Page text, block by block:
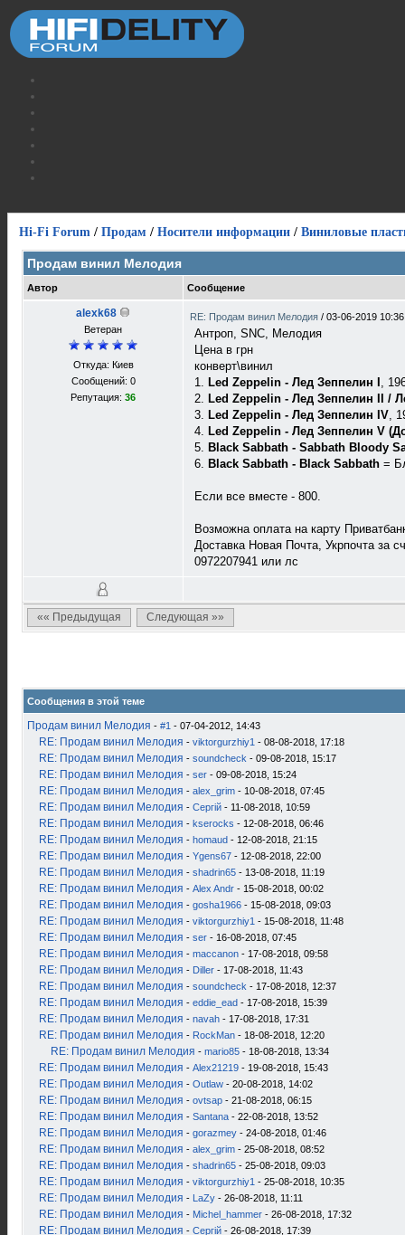
Hi-Fi Forum / Продам / Носители информации / Виниловые
Продам винил Мелодия
Автор Сообщение
alexk68
Ветеран
Откуда: Киев
Сообщений: 0
Репутация: 36
RE: Продам винил Мелодия / 03-06-2019 10:36
Антроп, SNC, Мелодия
Цена в грн
конверт\винил
1. Led Zeppelin - Лед Зеппелин I ,
2. Led Zeppelin - Лед Зеппелин II /
3. Led Zeppelin - Лед Зеппелин IV,
4. Led Zeppelin - Лед Зеппелин V
5. Black Sabbath - Sabbath Bloody
6. Black Sabbath - Black Sabbath =
Если все вместе - 800.
Возможна оплата на карту
Доставка Новая Почта, Укрпочта за
0972207941 или лс
«« Предыдущая Следующая »»
Сообщения в этой теме
Продам винил Мелодия - #1 - 07-04-2012, 14:43
RE: Продам винил Мелодия - viktorgurzhiy1 - 08-08-2018, 17:18
RE: Продам винил Мелодия - soundcheck - 09-08-2018, 15:17
RE: Продам винил Мелодия - ser - 09-08-2018, 15:24
RE: Продам винил Мелодия - alex_grim - 10-08-2018, 07:45
RE: Продам винил Мелодия - Сергій - 11-08-2018, 10:59
RE: Продам винил Мелодия - kserocks - 12-08-2018, 06:46
RE: Продам винил Мелодия - homaud - 12-08-2018, 21:15
RE: Продам винил Мелодия - Ygens67 - 12-08-2018, 22:00
RE: Продам винил Мелодия - shadrin65 - 13-08-2018, 11:19
RE: Продам винил Мелодия - Alex Andr - 15-08-2018, 00:02
RE: Продам винил Мелодия - gosha1966 - 15-08-2018, 09:03
RE: Продам винил Мелодия - viktorgurzhiy1 - 15-08-2018, 11:48
RE: Продам винил Мелодия - ser - 16-08-2018, 07:45
RE: Продам винил Мелодия - maccanon - 17-08-2018, 09:58
RE: Продам винил Мелодия - Diller - 17-08-2018, 11:43
RE: Продам винил Мелодия - soundcheck - 17-08-2018, 12:37
RE: Продам винил Мелодия - eddie_ead - 17-08-2018, 15:39
RE: Продам винил Мелодия - navah - 17-08-2018, 17:31
RE: Продам винил Мелодия - RockMan - 18-08-2018, 12:20
RE: Продам винил Мелодия - mario85 - 18-08-2018, 13:34
RE: Продам винил Мелодия - Alex21219 - 19-08-2018, 15:43
RE: Продам винил Мелодия - Outlaw - 20-08-2018, 14:02
RE: Продам винил Мелодия - ovtsap - 21-08-2018, 06:15
RE: Продам винил Мелодия - Santana - 22-08-2018, 13:52
RE: Продам винил Мелодия - gorazmey - 24-08-2018, 01:46
RE: Продам винил Мелодия - alex_grim - 25-08-2018, 08:52
RE: Продам винил Мелодия - shadrin65 - 25-08-2018, 09:03
RE: Продам винил Мелодия - viktorgurzhiy1 - 25-08-2018, 10:35
RE: Продам винил Мелодия - LaZy - 26-08-2018, 11:11
RE: Продам винил Мелодия - Michel_hammer - 26-08-2018, 17:32
RE: Продам винил Мелодия - Сергій - 26-08-2018, 17:39